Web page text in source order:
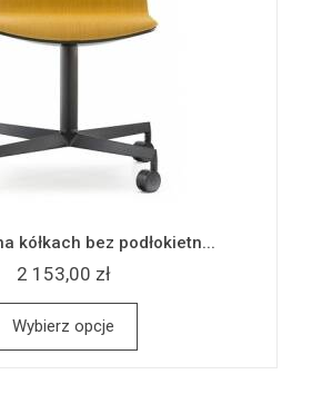
kółkach bez podłokietn...
2 153,00 zł
Wybierz opcje